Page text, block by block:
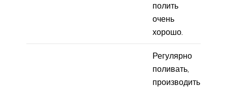
полить
очень
хорошо.
Регулярно
поливать,
производить